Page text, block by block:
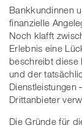
Bankkundinnen
finanzielle
Noch klafft
Erlebnis eine
beschreibt diese
und der
Dienstleistungen
Drittanbieter
Die Gründe für